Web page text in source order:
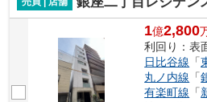
1億2,800
利回り：表
日比谷線 「
丸ノ内線 「
有楽町線 「